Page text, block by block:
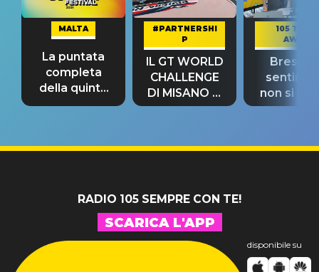
MALTA
La puntata
completa
della quinta
tappa
#PARTNERSHI
P
IL GT WORLD
CHALLENGE
DI MISANO si
riconferma
105 TAKE
AWAY
Bresh:
non si
fino alla
RADIO 105 SEMPRE CON TE!
SCARICA L'APP
disponibile su